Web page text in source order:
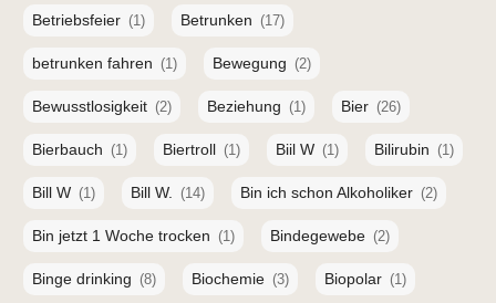
Betriebsfeier (1) Betrunken (17)
betrunken fahren (1) Bewegung (2)
Bewusstlosigkeit (2) Beziehung (1) Bier (26)
Bierbauch (1) Biertroll (1) Biil W (1) Bilirubin (1)
Bill W (1) Bill W. (14) Bin ich schon Alkoholiker (2)
Bin jetzt 1 Woche trocken (1) Bindegewebe (2)
Binge drinking (8) Biochemie (3) Biopolar (1)